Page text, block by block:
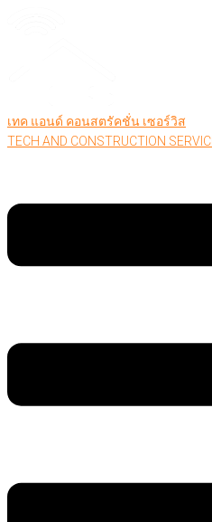
เทค แอนด์ คอนสตรัคชั่น เซอร์วิส
TECH AND CONSTRUCTION